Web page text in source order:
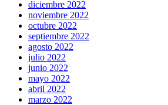
diciembre 2022
noviembre 2022
octubre 2022
septiembre 2022
agosto 2022
julio 2022
junio 2022
mayo 2022
abril 2022
marzo 2022